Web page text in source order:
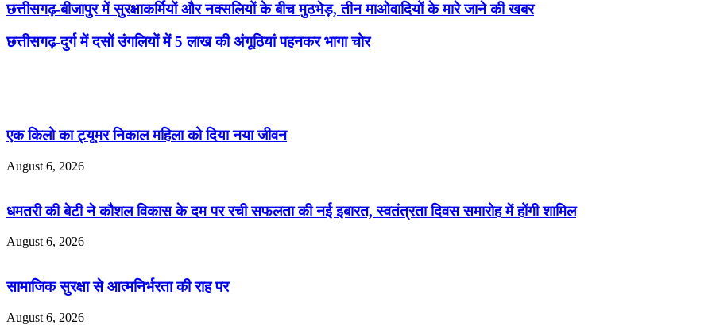
छत्तीसगढ़-बीजापुर में सुरक्षाकर्मियों और नक्सलियों के बीच मुठभेड़, तीन माओवादियों के मारे जाने की खबर
छत्तीसगढ़-दुर्ग में दसों उंगलियों में 5 लाख की अंगूठियां पहनकर भागा चोर
एक किलो का ट्यूमर निकाल महिला को दिया नया जीवन
August 6, 2026
धमतरी की बेटी ने कौशल विकास के दम पर रची सफलता की नई इबारत, स्वतंत्रता दिवस समारोह में होंगी शामिल
August 6, 2026
सामाजिक सुरक्षा से आत्मनिर्भरता की राह पर
August 6, 2026